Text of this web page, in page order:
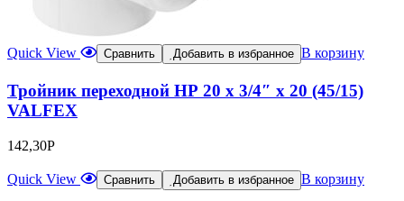
Quick View Сравнить Добавить в избранное В корзину
Тройник переходной НР 20 х 3/4″ х 20 (45/15)
VALFEX
142,30Р
Quick View Сравнить Добавить в избранное В корзину